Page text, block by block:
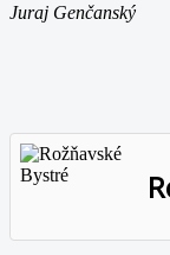
Juraj Genčanský